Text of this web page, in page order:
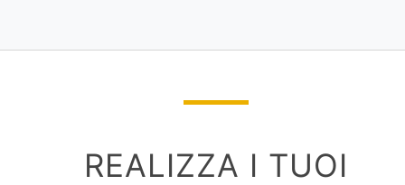
REALIZZA I TUOI